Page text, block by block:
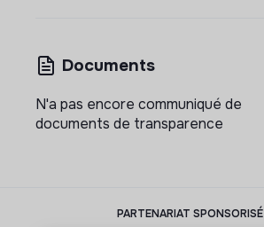
Documents
N'a pas encore communiqué de
documents de transparence
PARTENARIAT SPONSORISÉ